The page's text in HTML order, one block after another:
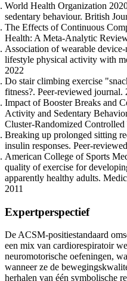
World Health Organization
sedentary behaviour. British
The Effects of Continuous
Health: A Meta-Analytic
Association of wearable
lifestyle physical activity with
2022
Do stair climbing exercise
fitness?. Peer-reviewed journal.
Impact of Booster Breaks and
Activity and Sedentary
Cluster-Randomized
Breaking up prolonged sitting
insulin responses. Peer-
American College of Sports
quality of exercise for
apparently healthy adults.
2011
Expertperspectief
De ACSM-positiestandaard
een mix van cardiorespiratoir
neuromotorische oefeningen,
wanneer ze de
herhalen van één symbolische